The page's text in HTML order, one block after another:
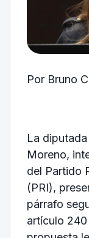
Por Bruno
La
Moreno,
del Partido
(PRI),
párrafo
artículo 240